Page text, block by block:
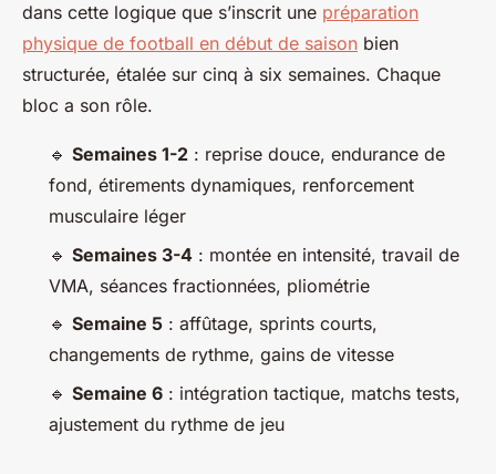
dans cette logique que s’inscrit une préparation
physique de football en début de saison bien
structurée, étalée sur cinq à six semaines. Chaque
bloc a son rôle.
🔹 Semaines 1-2 : reprise douce, endurance de
fond, étirements dynamiques, renforcement
musculaire léger
🔹 Semaines 3-4 : montée en intensité, travail de
VMA, séances fractionnées, pliométrie
🔹 Semaine 5 : affûtage, sprints courts,
changements de rythme, gains de vitesse
🔹 Semaine 6 : intégration tactique, matchs tests,
ajustement du rythme de jeu